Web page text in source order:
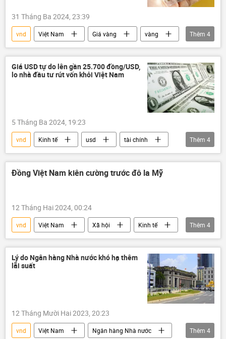
31 Tháng Ba 2024, 23:39
vnd Việt Nam Giá vàng
vàng
đầu tư
Ngân hàng Nhà nước
Kinh tế
Kinh doanh
Thêm 4
Giá USD tự do lên gần 25.700 đồng/USD,
lo nhà đầu tư rút vốn khỏi Việt Nam
5 Tháng Ba 2024, 19:23
vnd Kinh tế usd
tài chính
đầu tư
chứng khoán
Việt Nam
Thế giới
Thêm 4
Đồng Việt Nam kiên cường trước đô la Mỹ
12 Tháng Hai 2024, 00:24
vnd Việt Nam Xã hội
Kinh tế
tài chính
đô la
Châu Á
Ngân hàng Nhà nước
Thêm 4
Lý do Ngân hàng Nhà nước khó hạ thêm
lãi suất
12 Tháng Mười Hai 2023, 20:23
vnd Việt Nam
Ngân hàng Nhà nước
Thêm 4